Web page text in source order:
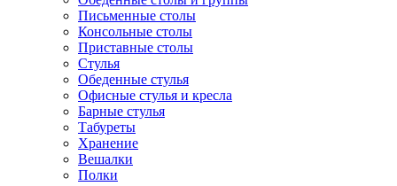
Письменные столы
Консольные столы
Приставные столы
Стулья
Обеденные стулья
Офисные стулья и кресла
Барные стулья
Табуреты
Хранение
Вешалки
Полки